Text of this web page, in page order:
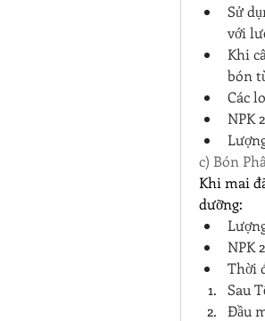
Sử
với
Khi
bón
Các
NPK
c) Bón
Khi mai
dưỡng:
NPK
Thời
Sau
Đầu